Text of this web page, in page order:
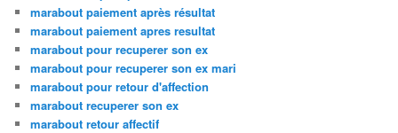
marabout paiement après résultat
marabout paiement apres resultat
marabout pour recuperer son ex
marabout pour recuperer son ex mari
marabout pour retour d'affection
marabout recuperer son ex
marabout retour affectif